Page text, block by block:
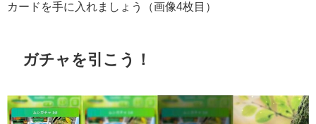
カードを手に入れましょう（画像4枚目）
ガチャを引こう！